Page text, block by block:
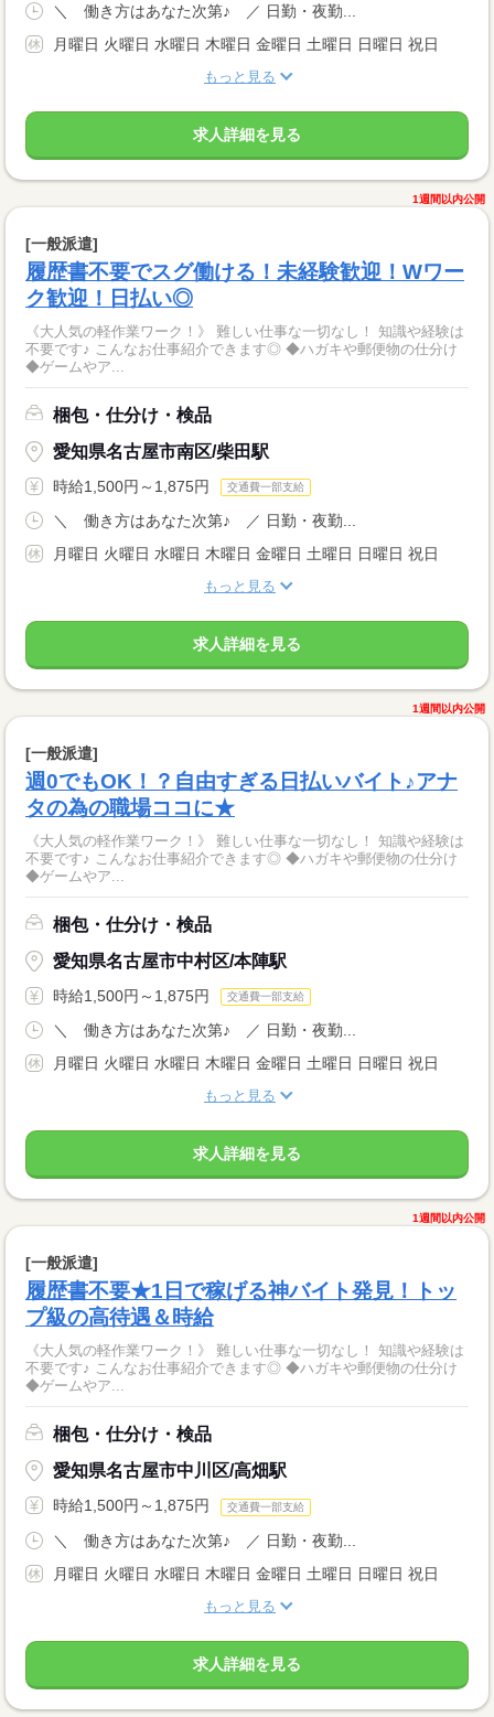
＼ 働き方はあなた次第♪ ／ 日勤・夜勤...
月曜日 火曜日 水曜日 木曜日 金曜日 土曜日 日曜日 祝日
もっと見る
求人詳細を見る
1週間以内公開
[一般派遣]
履歴書不要でスグ働ける！未経験歓迎！Wワー
ク歓迎！日払い◎
《大人気の軽作業ワーク！》 難しい仕事な一切なし！ 知識や経験は
不要です♪ こんなお仕事紹介できます◎ ◆ハガキや郵便物の仕分け
◆ゲームやア...
梱包・仕分け・検品
愛知県名古屋市南区/柴田駅
時給1,500円～1,875円 交通費一部支給
＼ 働き方はあなた次第♪ ／ 日勤・夜勤...
月曜日 火曜日 水曜日 木曜日 金曜日 土曜日 日曜日 祝日
もっと見る
求人詳細を見る
1週間以内公開
[一般派遣]
週0でもOK！？自由すぎる日払いバイト♪アナ
タの為の職場ココに★
《大人気の軽作業ワーク！》 難しい仕事な一切なし！ 知識や経験は
不要です♪ こんなお仕事紹介できます◎ ◆ハガキや郵便物の仕分け
◆ゲームやア...
梱包・仕分け・検品
愛知県名古屋市中村区/本陣駅
時給1,500円～1,875円 交通費一部支給
＼ 働き方はあなた次第♪ ／ 日勤・夜勤...
月曜日 火曜日 水曜日 木曜日 金曜日 土曜日 日曜日 祝日
もっと見る
求人詳細を見る
1週間以内公開
[一般派遣]
履歴書不要★1日で稼げる神バイト発見！トッ
プ級の高待遇＆時給
《大人気の軽作業ワーク！》 難しい仕事な一切なし！ 知識や経験は
不要です♪ こんなお仕事紹介できます◎ ◆ハガキや郵便物の仕分け
◆ゲームやア...
梱包・仕分け・検品
愛知県名古屋市中川区/高畑駅
時給1,500円～1,875円 交通費一部支給
＼ 働き方はあなた次第♪ ／ 日勤・夜勤...
月曜日 火曜日 水曜日 木曜日 金曜日 土曜日 日曜日 祝日
もっと見る
求人詳細を見る